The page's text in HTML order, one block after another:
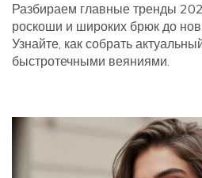
Разбираем главные тренды
роскоши и широких брюк до
Узнайте, как собрать
быстротечными веяниями.